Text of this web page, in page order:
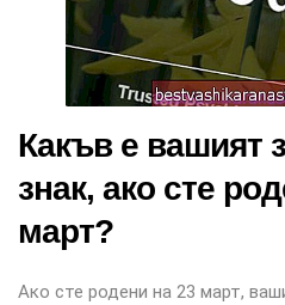
Какъв е вашият
знак, ако сте
март?
Ако сте родени на 23 март,